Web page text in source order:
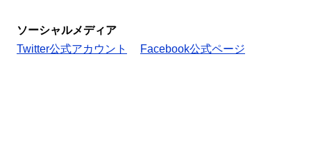
ソーシャルメディア
Twitter公式アカウント
Facebook公式ページ